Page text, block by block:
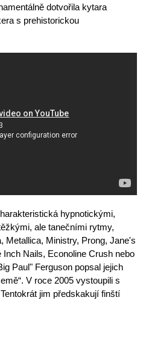
dotvořila kytara
s prehistorickou
hypnotickými,
ale tanečními rytmy,
Metallica, Ministry, Prong, Jane's
Nails, Econoline Crush nebo
Paul" Ferguson popsal jejich
V roce 2005 vystoupili s
jim předskakují finští